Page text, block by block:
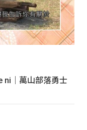
ni｜萬山部落勇士